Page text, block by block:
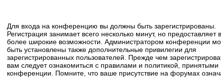
Для входа на конференцию вы должны быть зарегистрированы.
Регистрация занимает всего несколько минут, но предоставляет
более широкие возможности. Администратором конференции
быть установлены также дополнительные привилегии для
зарегистрированных пользователей. Прежде чем
вам следует ознакомиться с правилами и политикой, принятыми
конференции. Помните, что ваше присутствие на форумах